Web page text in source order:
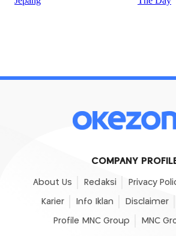
COMPANY
About Us Redaksi Privacy
Karier Info Iklan Disclaimer
Profile MNC Group MNC